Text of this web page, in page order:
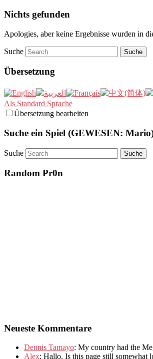
Nichts gefunden
Apologies, aber keine Ergebnisse wurden in
Suche
Übersetzung
Als Standard Sprache
Übersetzung bearbeiten
Suche ein Spiel (GEWESEN:
Suche
Random Pr0n
Neueste Kommentare
Dennis Tamayo: My country had the
Alex: Hallo. Is this page still somewhat